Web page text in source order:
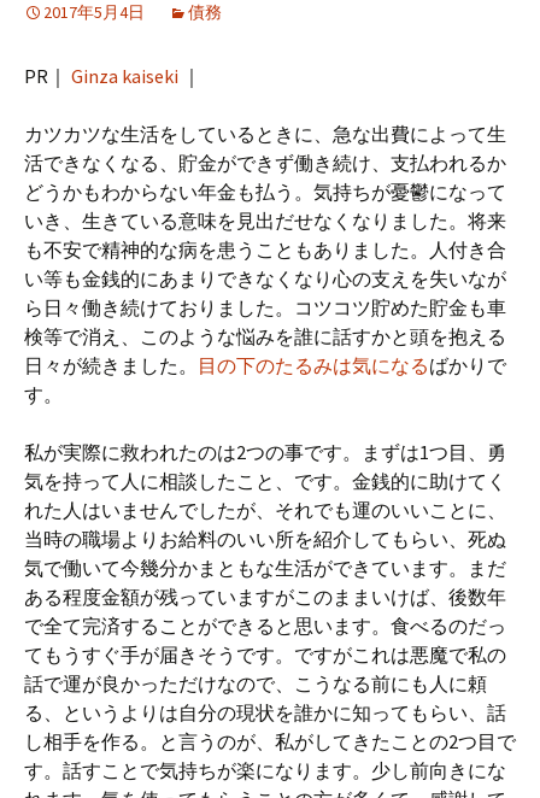
2017年5月4日 債務
PR｜ Ginza kaiseki ｜
カツカツな生活をしているときに、急な出費によって生
活できなくなる、貯金ができず働き続け、支払われるか
どうかもわからない年金も払う。気持ちが憂鬱になって
いき、生きている意味を見出だせなくなりました。将来
も不安で精神的な病を患うこともありました。人付き合
い等も金銭的にあまりできなくなり心の支えを失いなが
ら日々働き続けておりました。コツコツ貯めた貯金も車
検等で消え、このような悩みを誰に話すかと頭を抱える
日々が続きました。 目の下のたるみは気になるばかりで
す。
私が実際に救われたのは2つの事です。まずは1つ目、勇
気を持って人に相談したこと、です。金銭的に助けてく
れた人はいませんでしたが、それでも運のいいことに、
当時の職場よりお給料のいい所を紹介してもらい、死ぬ
気で働いて今幾分かまともな生活ができています。まだ
ある程度金額が残っていますがこのままいけば、後数年
で全て完済することができると思います。食べるのだっ
てもうすぐ手が届きそうです。ですがこれは悪魔で私の
話で運が良かっただけなので、こうなる前にも人に頼
る、というよりは自分の現状を誰かに知ってもらい、話
し相手を作る。と言うのが、私がしてきたことの2つ目で
す。話すことで気持ちが楽になります。少し前向きにな